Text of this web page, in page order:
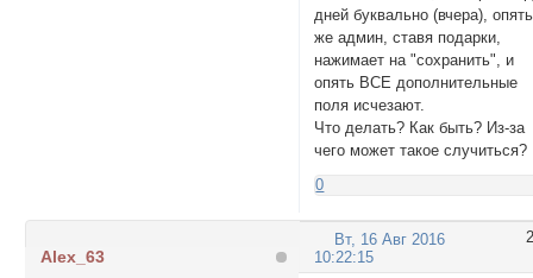
дней буквально (вчера), опять
же админ, ставя подарки,
нажимает на "сохранить", и
опять ВСЕ дополнительные
поля исчезают.
Что делать? Как быть? Из-за
чего может такое случиться?
0
2
Вт, 16 Авг 2016
10:22:15
Alex_63